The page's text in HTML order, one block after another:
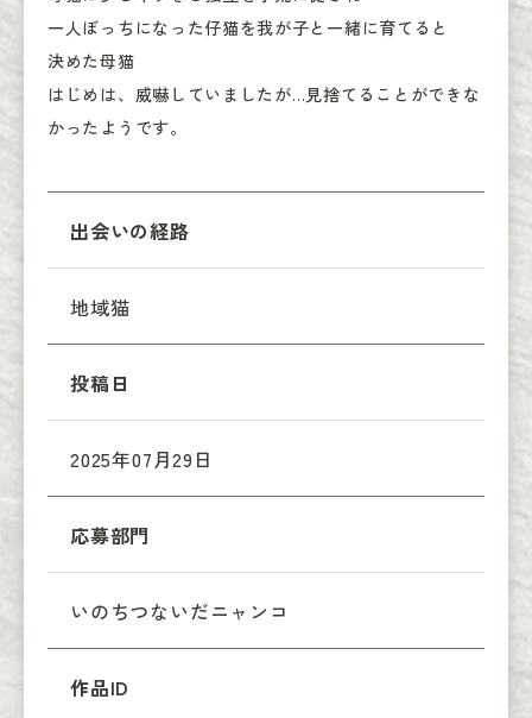
一人ぼっちになった仔猫を我が子と一緒に育てると
決めた母猫
はじめは、威嚇していましたが…見捨てることができな
かったようです。
出会いの経路
地域猫
投稿日
2025年07月29日
応募部門
いのちつないだニャンコ
作品ID